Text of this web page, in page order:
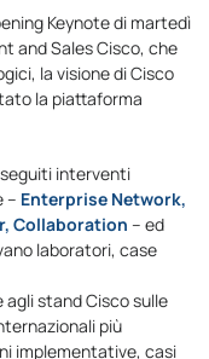
Keynote di martedì
and Sales Cisco, che
la visione di Cisco
la piattaforma
interventi
– Enterprise Network,
Collaboration – ed
laboratori, case
agli stand Cisco sulle
più
implementative, casi